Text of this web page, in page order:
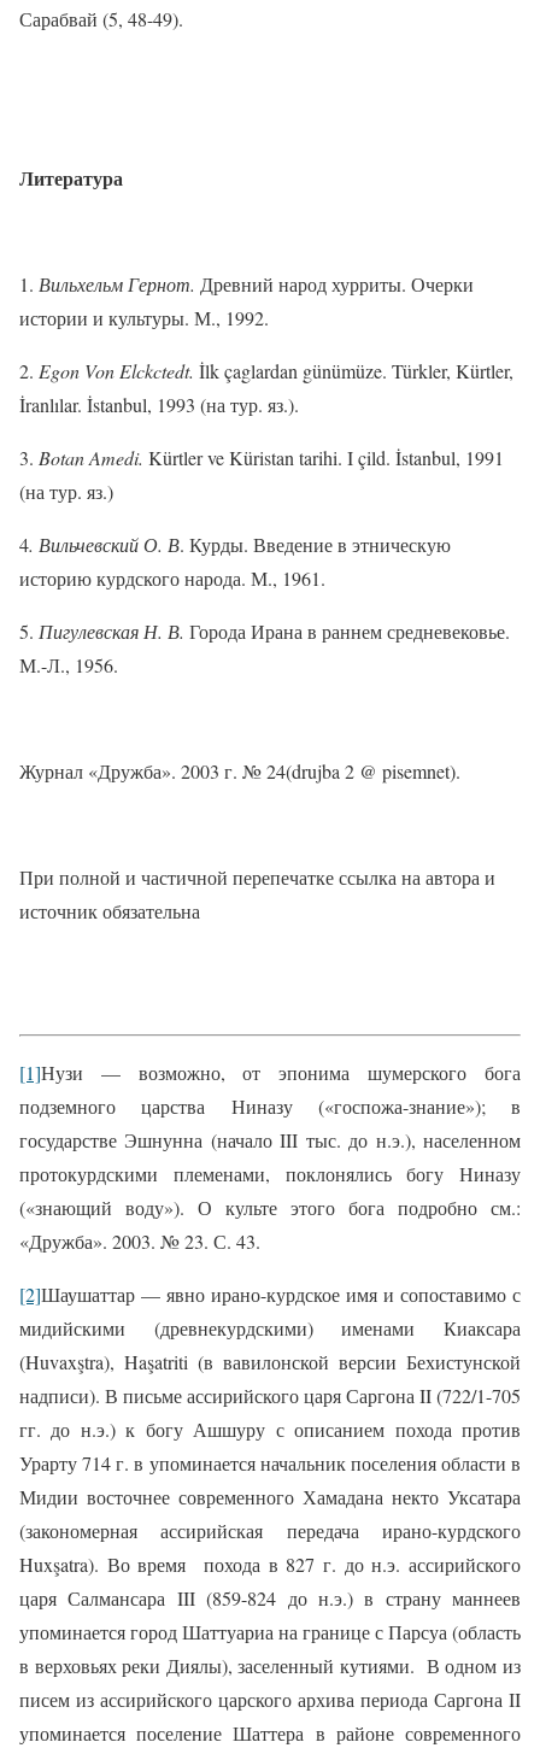
Сарабвай (5, 48-49).
Литература
1. Вильхельм Гернот. Др­евний народ хурриты. Очерки
истории и культуры. М., 1992.
2. Egon Von Elckctedt. İlk çaglardan günümüze. Türkler, Kürtler,
İranlılar. İstanbul, 1993 (на тур. яз.).
3. Botan Amedi. Kürtler ve Küristan tarihi. I çild. İstanbul, 1991
(на тур. яз.)
4. Вильчевский О. В. Курды. Введение в этническую
историю курдского народа. М., 1961.
5. Пигулевская Н. В. Города Ирана в раннем средневековье.
М.-Л., 1956.
Журнал «Дружба». 2003 г. № 24(drujba 2 @ pisemnet).
При полной и частичной перепечатке ссылка на автора и
источник обязательна
[1]Нузи — возможно, от эпонима шумерского бога
подземного царства Ниназу («госпожа-знание»); в
государстве Эшнунна (начало III тыс. до н.э.), населенном
протокурдскими племенами, поклонялись богу Ниназу
(«знающий воду»). О культе этого бога подробно см.:
«Дружба». 2003. № 23. С. 43.
[2]Шаушаттар — явно ирано-курдское имя и сопоставимо с
мидийскими (древнекурдскими) именами Киаксара
(Huvaxştra), Haşatriti (в вавилонской версии Бехистунской
надписи). В письме ассирийского царя Саргона II (722/1-705
гг. до н.э.) к богу Ашшуру с описанием похода против
Урарту 714 г. в упоминается начальник поселения области в
Мидии восточнее современного Хамадана некто Уксатара
(закономерная ассирийская передача ирано-курдского
Huxşatra). Во время
похода в 827 г. до н.э. ассирийского
царя Салмансара III (859-824 до н.э.) в страну маннеев
упоминается город Шаттуариа на границе с Парсуа (область
в верховьях реки Диялы), заселенный кутиями. В одном из
писем из ассирийского царского архива периода Саргона II
упоминается поселение Шаттера в районе современного